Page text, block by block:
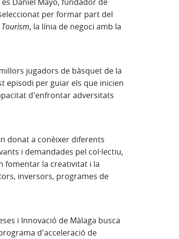
per formar part del
, la línia de negoci amb la
jugadors de bàsquet de la
episodi per guiar els que inicien
d'enfrontar adversitats
donat a conèixer diferents
i demandades pel col·lectiu,
fomentar la creativitat i la
inversors, programes de
i Innovació de Màlaga busca
d'acceleració de